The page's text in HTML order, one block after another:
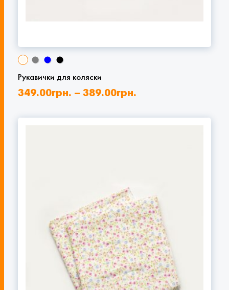
Рукавички для коляски
349.00грн. – 389.00грн.